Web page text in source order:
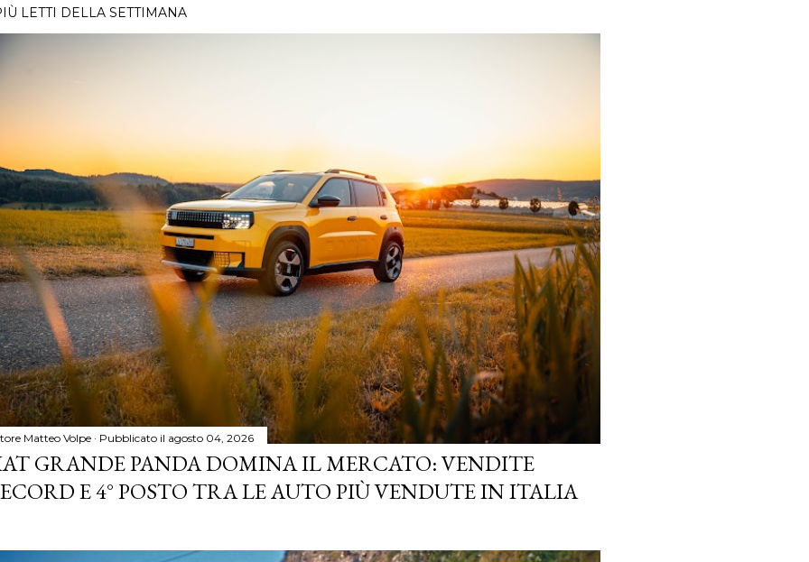
LETTI DELLA SETTIMANA
Matteo Volpe Pubblicato il agosto 04, 2026
GRANDE PANDA DOMINA IL MERCATO: VENDITE
E 4° POSTO TRA LE AUTO PIÙ VENDUTE IN ITALIA